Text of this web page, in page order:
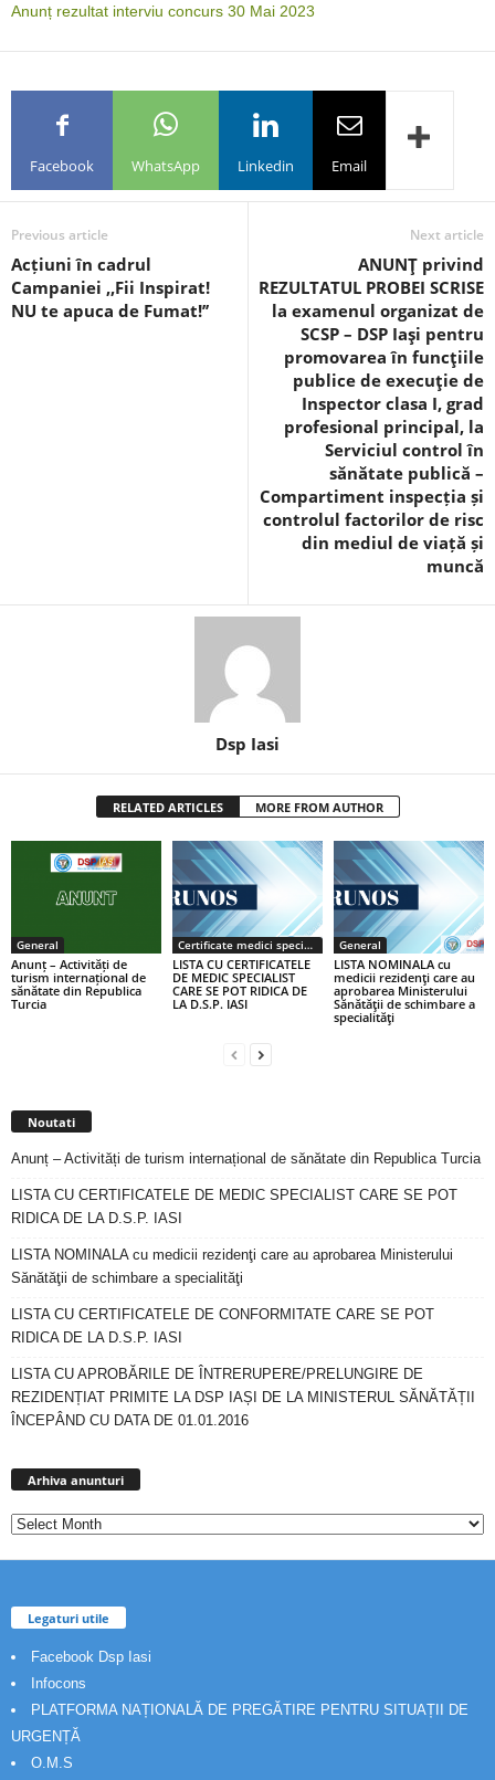
Anunț rezultat interviu concurs 30 Mai 2023
Facebook WhatsApp Linkedin Email
Previous article
Acțiuni în cadrul
Campaniei ,,Fii Inspirat!
NU te apuca de Fumat!’’
Next article
ANUNŢ privind
REZULTATUL PROBEI SCRISE
la examenul organizat de
SCSP – DSP Iaşi pentru
promovarea în funcţiile
publice de execuţie de
Inspector clasa I, grad
profesional principal, la
Serviciul control în
sănătate publică –
Compartiment inspecția și
controlul factorilor de risc
din mediul de viață și
muncă
Dsp Iasi
RELATED ARTICLES MORE FROM AUTHOR
General
Anunț – Activități de
turism internațional de
sănătate din Republica
Turcia
Certificate medici specialiști / primari
LISTA CU CERTIFICATELE
DE MEDIC SPECIALIST
CARE SE POT RIDICA DE
LA D.S.P. IASI
General
LISTA NOMINALA cu
medicii rezidenţi care au
aprobarea Ministerului
Sănătăţii de schimbare a
specialităţi
Noutati
Anunț – Activități de turism internațional de sănătate din Republica Turcia
LISTA CU CERTIFICATELE DE MEDIC SPECIALIST CARE SE POT
RIDICA DE LA D.S.P. IASI
LISTA NOMINALA cu medicii rezidenţi care au aprobarea Ministerului
Sănătăţii de schimbare a specialităţi
LISTA CU CERTIFICATELE DE CONFORMITATE CARE SE POT
RIDICA DE LA D.S.P. IASI
LISTA CU APROBĂRILE DE ÎNTRERUPERE/PRELUNGIRE DE
REZIDENȚIAT PRIMITE LA DSP IAȘI DE LA MINISTERUL SĂNĂTĂȚII
ÎNCEPÂND CU DATA DE 01.01.2016
Arhiva anunturi
Legaturi utile
Facebook Dsp Iasi
Infocons
PLATFORMA NAȚIONALĂ DE PREGĂTIRE PENTRU SITUAȚII DE
URGENȚĂ
O.M.S